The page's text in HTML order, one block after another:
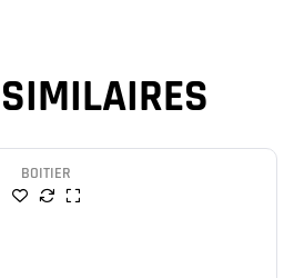
BOITIER